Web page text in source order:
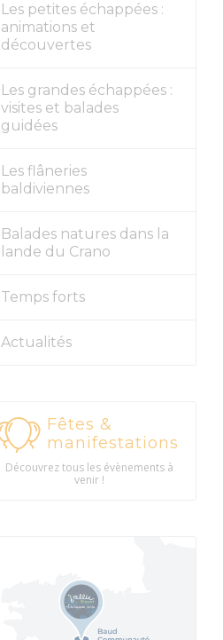
Les petites échappées :
animations et
découvertes
Les grandes échappées :
visites et balades
guidées
Les flâneries
baldiviennes
Balades natures dans la
lande du Crano
Temps forts
Actualités
Fêtes &
manifestations
Découvrez tous les évènements à
venir !